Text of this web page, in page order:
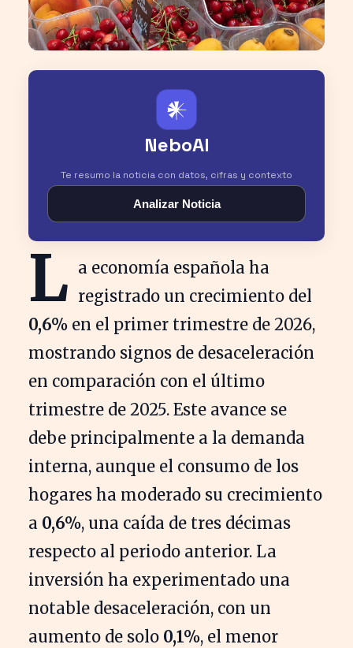
𒀭
NeboAI
Te resumo la noticia con datos, cifras y contexto
Analizar Noticia
L a economía española ha
registrado un crecimiento del
0,6% en el primer trimestre de 2026,
mostrando signos de desaceleración
en comparación con el último
trimestre de 2025. Este avance se
debe principalmente a la demanda
interna, aunque el consumo de los
hogares ha moderado su crecimiento
a 0,6%, una caída de tres décimas
respecto al periodo anterior. La
inversión ha experimentado una
notable desaceleración, con un
aumento de solo 0,1%, el menor